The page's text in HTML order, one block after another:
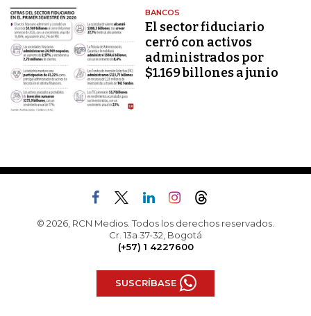
BANCOS
El sector fiduciario
cerró con activos
administrados por
$1.169 billones a junio
© 2026, RCN Medios. Todos los derechos reservados.
Cr. 13a 37-32, Bogotá
(+57) 1 4227600
SUSCRÍBASE